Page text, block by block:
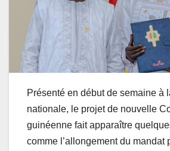
Présenté en début de semaine à
nationale, le projet de nouvelle
guinéenne fait apparaître
comme l’allongement du mandat